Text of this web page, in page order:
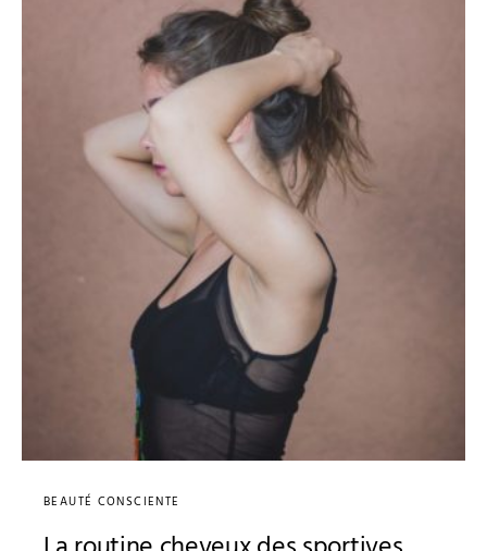
BEAUTÉ CONSCIENTE